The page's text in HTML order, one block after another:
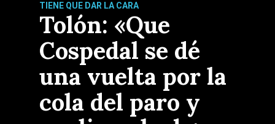
TIENE QUE DAR LA CARA
Tolón: «Que
Cospedal se dé
una vuelta por la
cola del paro y